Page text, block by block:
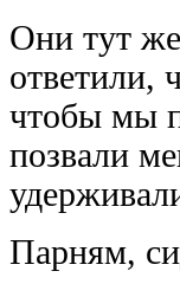
Они тут
ответили,
чтобы мы
позвали
Парням,